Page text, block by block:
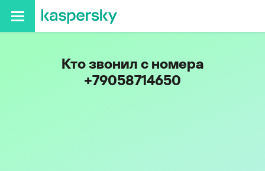
Кто звонил с номера
+79058714650